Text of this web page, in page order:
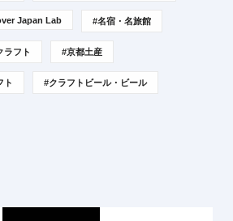
Japan Lab #名宿・名旅館
ラフト #京都土産
ト #クラフトビール・ビール